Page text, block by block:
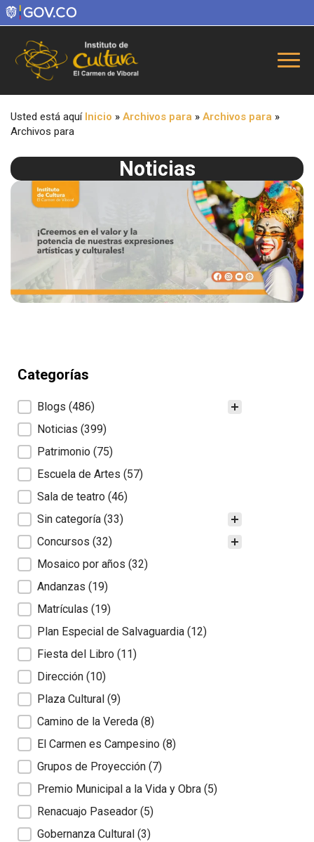
Usted está aquí Inicio » Archivos para » Archivos para »
Archivos para
Noticias
Categorías
Categorías
Blogs (486)
Noticias (399)
Patrimonio (75)
Escuela de Artes (57)
Sala de teatro (46)
Sin categoría (33)
Concursos (32)
Mosaico por años (32)
Andanzas (19)
Matrículas (19)
Plan Especial de Salvaguardia (12)
Fiesta del Libro (11)
Dirección (10)
Plaza Cultural (9)
Camino de la Vereda (8)
El Carmen es Campesino (8)
Grupos de Proyección (7)
Premio Municipal a la Vida y Obra (5)
Renacuajo Paseador (5)
Gobernanza Cultural (3)